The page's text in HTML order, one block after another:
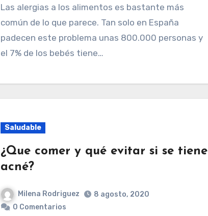
Las alergias a los alimentos es bastante más
común de lo que parece. Tan solo en España
padecen este problema unas 800.000 personas y
el 7% de los bebés tiene…
Saludable
¿Que comer y qué evitar si se tiene
acné?
Milena Rodriguez
8 agosto, 2020
0 Comentarios